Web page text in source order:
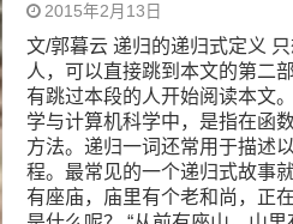
2015年2月13日
文/郭暮云 递归的递归式定义
人，可以直接跳到本文的第二
有跳过本段的人开始阅读本文
学与计算机科学中，是指在函
方法。递归一词还常用于描述
程。最常见的一个递归式故事
有座庙，庙里有个老和尚，正